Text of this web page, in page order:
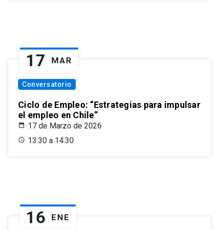
17 MAR
Conversatorio
Ciclo de Empleo: “Estrategias para impulsar
el empleo en Chile”
17 de Marzo de 2026
13:30 a 14:30
16 ENE